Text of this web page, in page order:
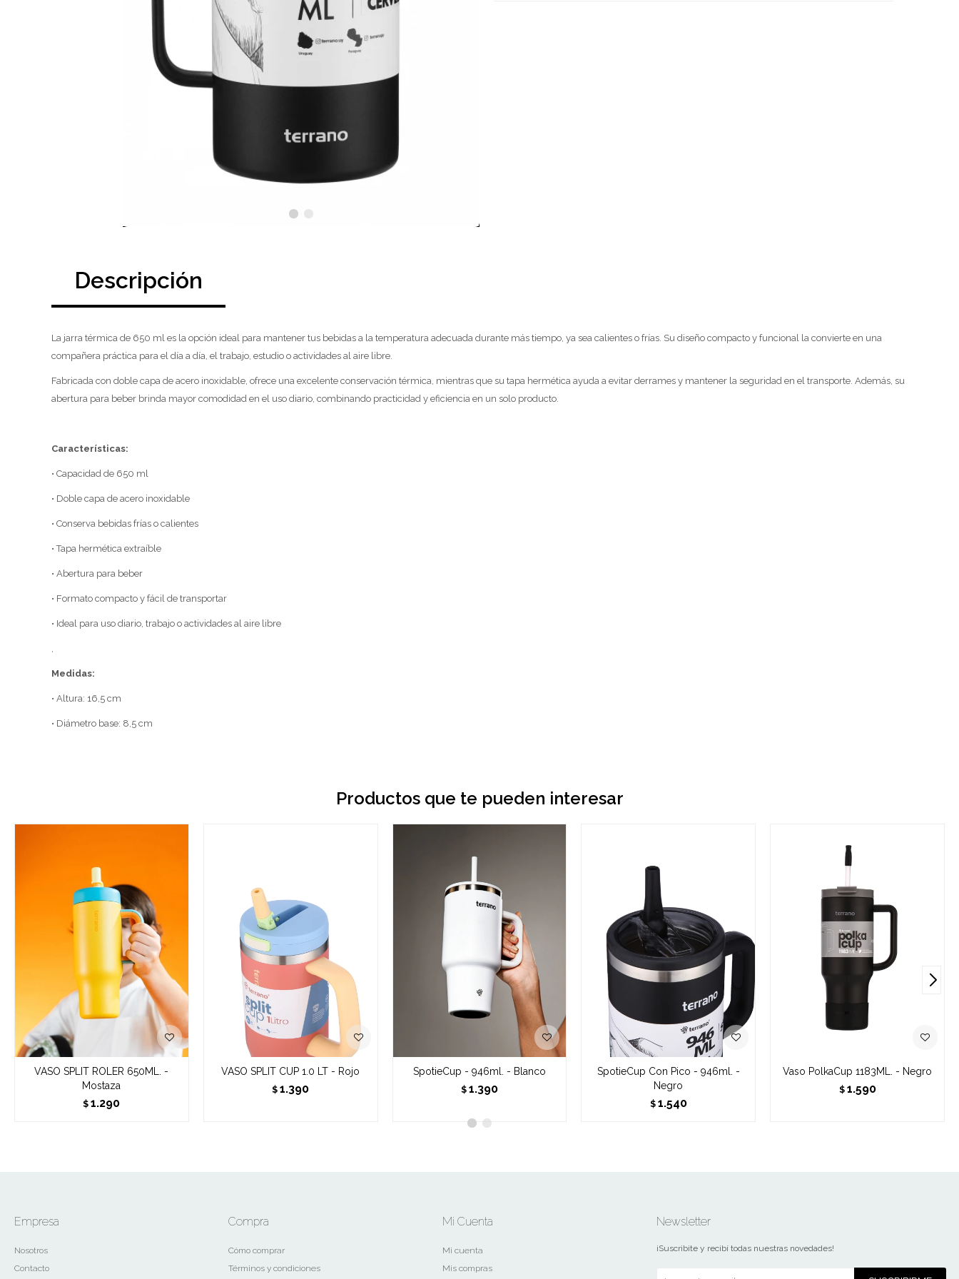
Descripción
La jarra térmica de 650 ml es la opción ideal para mantener tus bebidas a la temperatura adecuada durante más tiempo, ya sea calientes o frías. Su diseño compacto y funcional la convierte en una
compañera práctica para el día a día, el trabajo, estudio o actividades al aire libre.
Fabricada con doble capa de acero inoxidable, ofrece una excelente conservación térmica, mientras que su tapa hermética ayuda a evitar derrames y mantener la seguridad en el transporte. Además, su
abertura para beber brinda mayor comodidad en el uso diario, combinando practicidad y eficiencia en un solo producto.
Características:
• Capacidad de 650 ml
• Doble capa de acero inoxidable
• Conserva bebidas frías o calientes
• Tapa hermética extraíble
• Abertura para beber
• Formato compacto y fácil de transportar
• Ideal para uso diario, trabajo o actividades al aire libre
,
Medidas:
• Altura: 16,5 cm
• Diámetro base: 8,5 cm
Productos que te pueden interesar
VASO SPLIT ROLER 650ML. -
Mostaza
$ 1.290
VASO SPLIT CUP 1.0 LT - Rojo
$ 1.390
SpotieCup - 946ml. - Blanco
$ 1.390
SpotieCup Con Pico - 946ml. -
Negro
$ 1.540
Vaso PolkaCup 1183ML. - Negro
$ 1.590
Empresa
Nosotros
Contacto
Compra
Cómo comprar
Términos y condiciones
Mi Cuenta
Mi cuenta
Mis compras
Newsletter
¡Suscribite y recibí todas nuestras novedades!